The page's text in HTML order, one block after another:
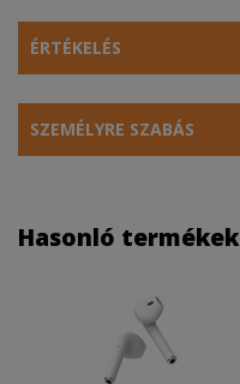
ÉRTÉKELÉS
SZEMÉLYRE SZABÁS
Hasonló termékek